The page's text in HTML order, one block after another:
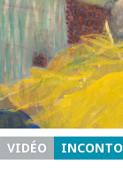
VIDÉO